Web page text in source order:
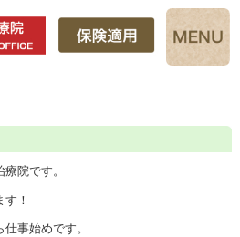
院です。
！
事始めです。